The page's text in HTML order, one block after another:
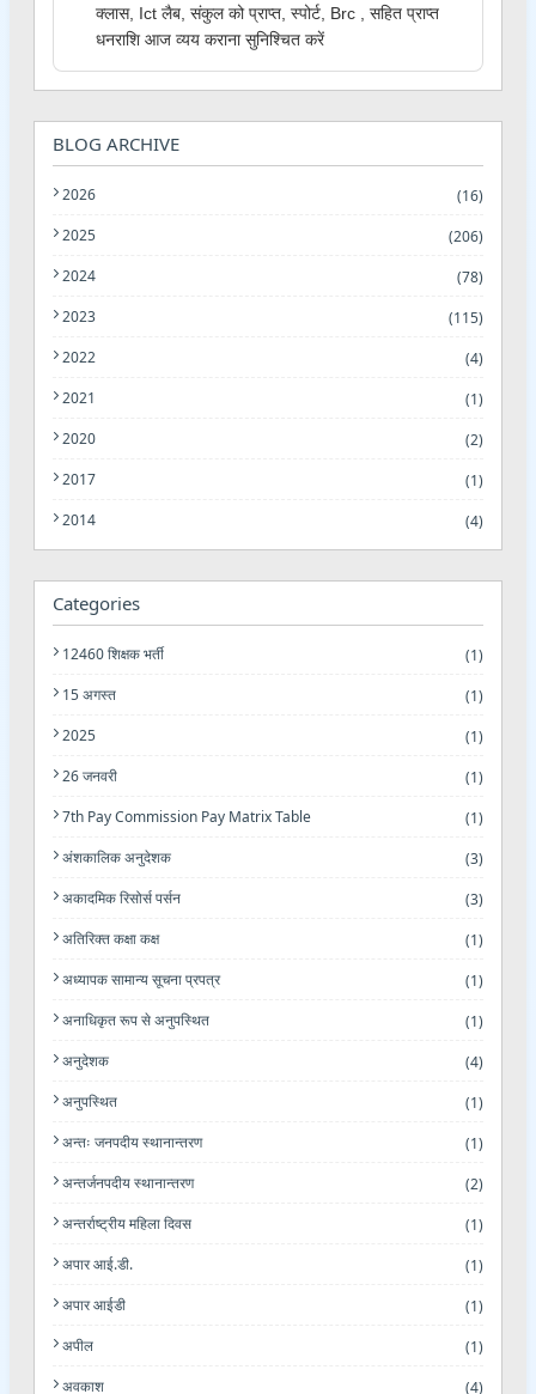
क्लास, Ict लैब, संकुल को प्राप्त, स्पोर्ट, Brc , सहित प्राप्त
धनराशि आज व्यय कराना सुनिश्चित करें
BLOG ARCHIVE
2026
(16)
2025
(206)
2024
(78)
2023
(115)
2022
(4)
2021
(1)
2020
(2)
2017
(1)
2014
(4)
Categories
12460 शिक्षक भर्ती
(1)
15 अगस्त
(1)
2025
(1)
26 जनवरी
(1)
7th Pay Commission Pay Matrix Table
(1)
अंशकालिक अनुदेशक
(3)
अकादमिक रिसोर्स पर्सन
(3)
अतिरिक्त कक्षा कक्ष
(1)
अध्यापक सामान्य सूचना प्रपत्र
(1)
अनाधिकृत रूप से अनुपस्थित
(1)
अनुदेशक
(4)
अनुपस्थित
(1)
अन्तः जनपदीय स्थानान्तरण
(1)
अन्तर्जनपदीय स्थानान्तरण
(2)
अन्तर्राष्ट्रीय महिला दिवस
(1)
अपार आई.डी.
(1)
अपार आईडी
(1)
अपील
(1)
अवकाश
(4)